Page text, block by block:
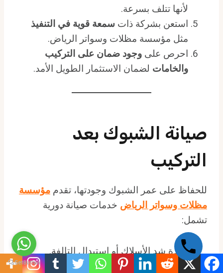
لأنها تتلف بسرعة.
استعن بشركة ذات سمعة قوية في التنفيذ
مثل مؤسسة مظلات وسواتر الرياض.
احرص على وجود ضمان على التركيب
والخامات لضمان الاستثمار الطويل الأمد.
صيانة الشبوك بعد
التركيب
للحفاظ على عمر الشبوك وجودتها، تقدم مؤسسة
مظلات وسواتر الرياض خدمات صيانة دورية
تشمل:
إعادة شد الأسلاك أو استبدال التالفة.
معالجة الصدأ أو التلف الناتج عن العوامل